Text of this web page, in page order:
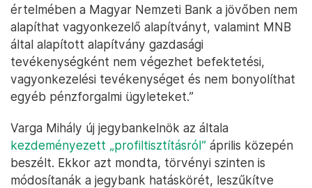
értelmében a Magyar Nemzeti Bank a jövőben nem
alapíthat vagyonkezelő alapítványt, valamint MNB
által alapított alapítvány gazdasági
tevékenységként nem végezhet befektetési,
vagyonkezelési tevékenységet és nem bonyolíthat
egyéb pénzforgalmi ügyleteket.”
Varga Mihály új jegybankelnök az általa
kezdeményezett „profiltisztításról” április közepén
beszélt. Ekkor azt mondta, törvényi szinten is
módosítanák a jegybank hatáskörét, leszűkítve